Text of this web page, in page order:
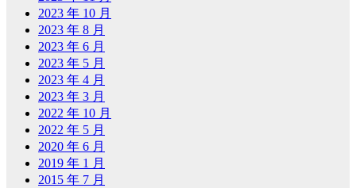
2023 年 10 月
2023 年 8 月
2023 年 6 月
2023 年 5 月
2023 年 4 月
2023 年 3 月
2022 年 10 月
2022 年 5 月
2020 年 6 月
2019 年 1 月
2015 年 7 月